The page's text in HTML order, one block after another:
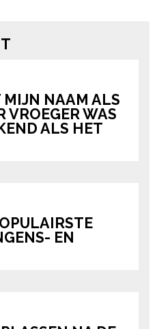
MIJN NAAM ALS
VROEGER WAS
ALS HET
EN